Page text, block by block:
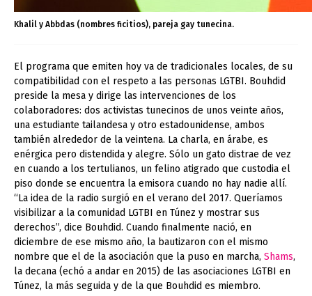
Khalil y Abbdas (nombres ficitios), pareja gay tunecina.
El programa que emiten hoy va de tradicionales locales, de su
compatibilidad con el respeto a las personas LGTBI. Bouhdid
preside la mesa y dirige las intervenciones de los
colaboradores: dos activistas tunecinos de unos veinte años,
una estudiante tailandesa y otro estadounidense, ambos
también alrededor de la veintena. La charla, en árabe, es
enérgica pero distendida y alegre. Sólo un gato distrae de vez
en cuando a los tertulianos, un felino atigrado que custodia el
piso donde se encuentra la emisora cuando no hay nadie allí.
“La idea de la radio surgió en el verano del 2017. Queríamos
visibilizar a la comunidad LGTBI en Túnez y mostrar sus
derechos”, dice Bouhdid. Cuando finalmente nació, en
diciembre de ese mismo año, la bautizaron con el mismo
nombre que el de la asociación que la puso en marcha, Shams,
la decana (echó a andar en 2015) de las asociaciones LGTBI en
Túnez, la más seguida y de la que Bouhdid es miembro.